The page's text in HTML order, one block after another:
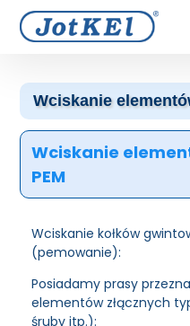
Wciskanie
Wciskanie
PEM
Wciskanie kołków
(pemowanie):
Posiadamy prasy
elementów złącznych
śruby itp.):